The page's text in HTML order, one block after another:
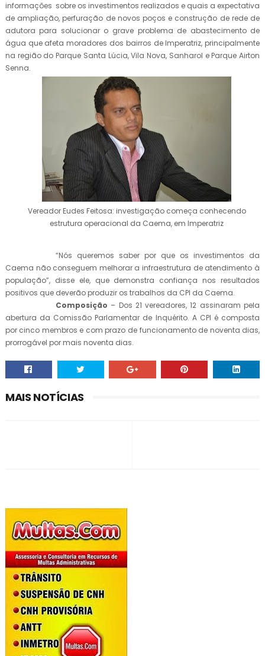
informações sobre os investimentos realizados e quais a expectativa
de ampliação, perfuração de novos poços e construção de rede de
adutora para solucionar o grave problema de abastecimento de
água que afeta moradores dos bairros de Imperatriz, principalmente
na região do Parque Santa Lúcia, Vila Nova, Sanharol e Parque Airton
Senna.
Vereador Eudes Feitosa: investigação começa conhecendo
estrutura operacional da Caema, em Imperatriz
“Nós queremos saber por que os investimentos da
Caema não conseguem melhorar a infraestrutura de atendimento à
população”, disse ele, que demonstra confiança nos resultados
positivos que deverão produzir os trabalhos da CPI da Caema.
Composição – Dos 21 vereadores, 12 assinaram pela
abertura da Comissão Parlamentar de Inquérito. A CPI é composta
por cinco membros e com prazo de funcionamento de noventa dias,
prorrogável por mais noventa dias.
MAIS NOTÍCIAS